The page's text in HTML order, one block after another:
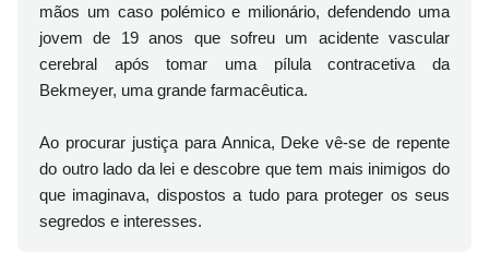
mãos um caso polémico e milionário, defendendo uma
jovem de 19 anos que sofreu um acidente vascular
cerebral após tomar uma pílula contracetiva da
Bekmeyer, uma grande farmacêutica.
Ao procurar justiça para Annica, Deke vê-se de repente
do outro lado da lei e descobre que tem mais inimigos do
que imaginava, dispostos a tudo para proteger os seus
segredos e interesses.